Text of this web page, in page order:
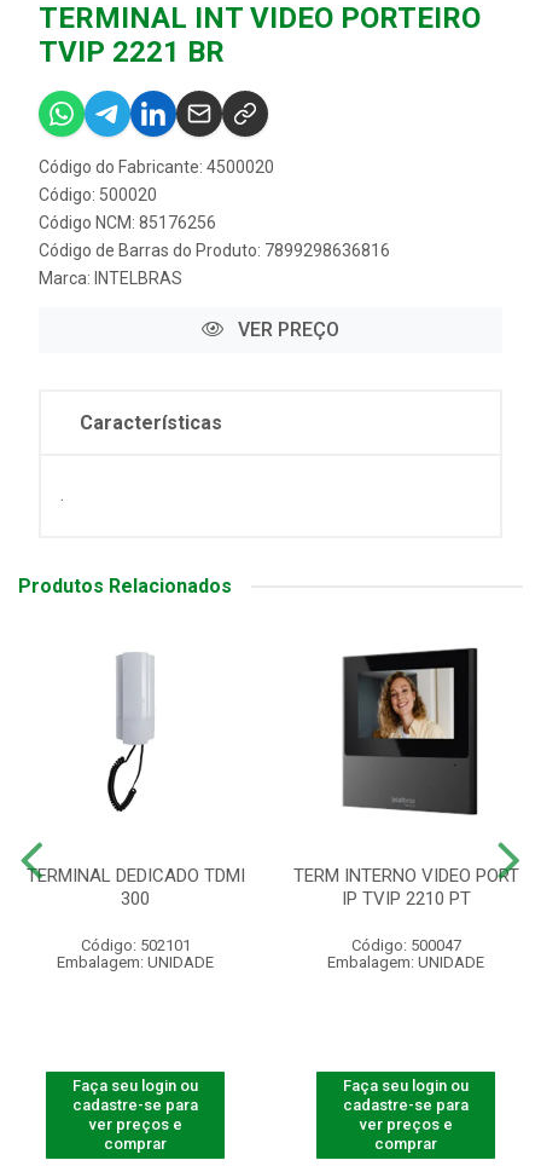
TERMINAL INT VIDEO PORTEIRO
TVIP 2221 BR
Código do Fabricante: 4500020
Código: 500020
Código NCM: 85176256
Código de Barras do Produto: 7899298636816
Marca: INTELBRAS
VER PREÇO
Características
.
Produtos Relacionados
TERMINAL DEDICADO TDMI
300
Código: 502101
Embalagem: UNIDADE
Faça seu login ou
cadastre-se para
ver preços e
comprar
TERM INTERNO VIDEO PORT
IP TVIP 2210 PT
Código: 500047
Embalagem: UNIDADE
Faça seu login ou
cadastre-se para
ver preços e
comprar